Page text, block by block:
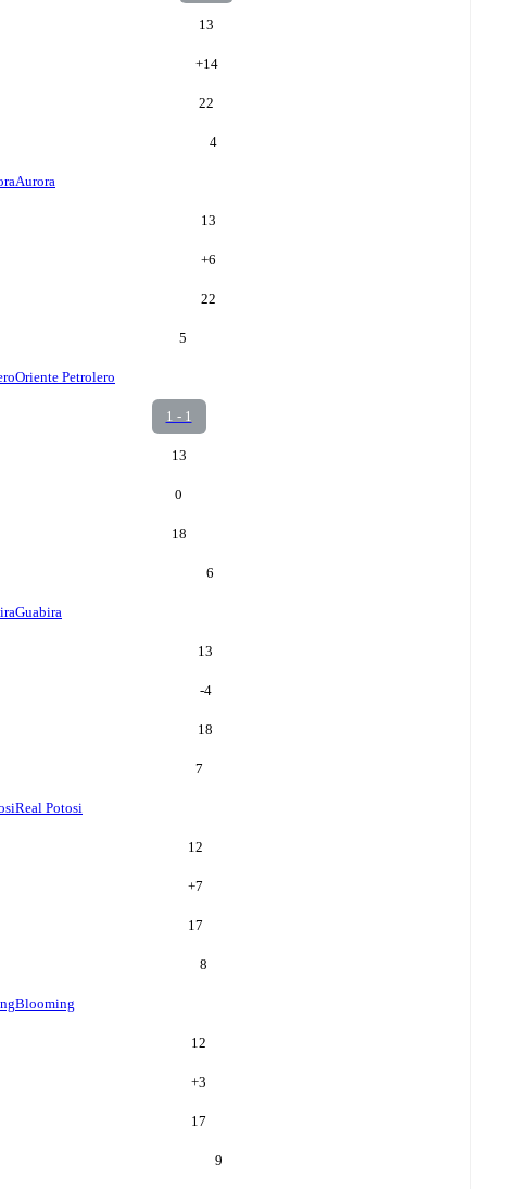
13
+14
22
4
Aurora
13
+6
22
5
Oriente Petrolero
1 - 1
13
0
18
6
Guabira
13
-4
18
7
Real Potosi
12
+7
17
8
Blooming
12
+3
17
9